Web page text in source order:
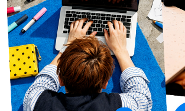
80% ОБУЧЕНИЯ — ПРАКТИКА
Ты постоянно делаешь сайты и приложения —
поэтому к выпуску будет сильное портфолио